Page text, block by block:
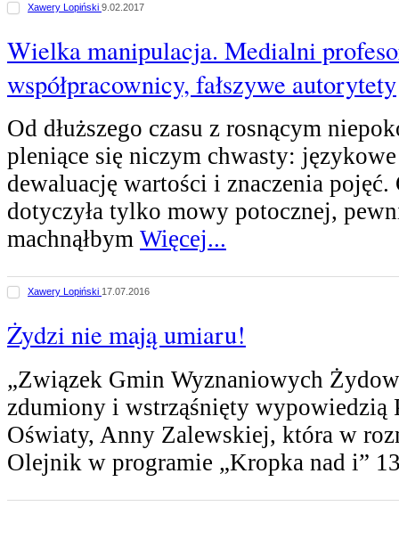
Xawery Lopiński 9.02.2017
Wielka manipulacja. Medialni
współpracownicy, fałszywe autorytety
Od dłuższego czasu z rosnącym
pleniące się niczym chwasty:
dewaluację wartości i znaczenia pojęć.
dotyczyła tylko mowy potocznej,
machnąłbym Więcej...
Xawery Lopiński 17.07.2016
Żydzi nie mają umiaru!
„Związek Gmin Wyznaniowych
zdumiony i wstrząśnięty wypowiedzią
Oświaty, Anny Zalewskiej, która w
Olejnik w programie „Kropka nad i”